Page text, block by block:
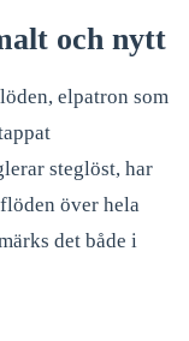
och nytt
elpatron som
steglöst, har
över hela
det både i